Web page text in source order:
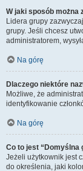
W jaki sposób można
Lidera grupy
grupy. Jeśli chcesz
administratorem,
Na górę
Dlaczego niektóre
Możliwe, że
identyfikowanie
Na górę
Co to jest “Domyślna
Jeżeli użytkownik jest
do określenia, jaki